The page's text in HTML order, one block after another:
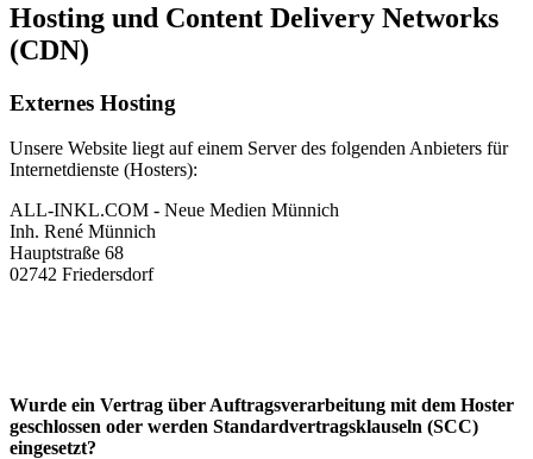
Hosting und Content Delivery Networks
(CDN)
Externes Hosting
Unsere Website liegt auf einem Server des folgenden Anbieters für
Internetdienste (Hosters):
ALL-INKL.COM - Neue Medien Münnich
Inh. René Münnich
Hauptstraße 68
02742 Friedersdorf
Wurde ein Vertrag über Auftragsverarbeitung mit dem Hoster
geschlossen oder werden Standardvertragsklauseln (SCC)
eingesetzt?